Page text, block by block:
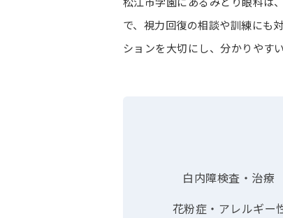
で、視力回復の相談や訓練にも
ションを大切にし、分かりやす
白内障検査・治療
花粉症・アレルギー